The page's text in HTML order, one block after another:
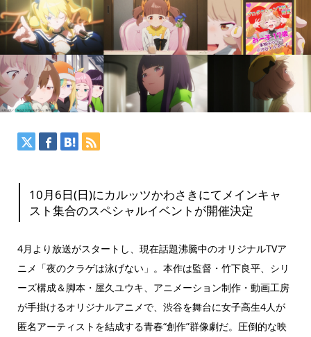
10月6日(日)にカルッツかわさきにてメインキャ
スト集合のスペシャルイベントが開催決定
4月より放送がスタートし、現在話題沸騰中のオリジナルTVア
ニメ「夜のクラゲは泳げない」。本作は監督・竹下良平、シリ
ーズ構成＆脚本・屋久ユウキ、アニメーション制作・動画工房
が手掛けるオリジナルアニメで、渋谷を舞台に女子高生4人が
匿名アーティストを結成する青春“創作”群像劇だ。圧倒的な映